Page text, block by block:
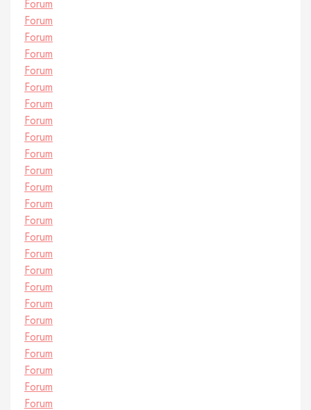
Forum
Forum
Forum
Forum
Forum
Forum
Forum
Forum
Forum
Forum
Forum
Forum
Forum
Forum
Forum
Forum
Forum
Forum
Forum
Forum
Forum
Forum
Forum
Forum
Forum